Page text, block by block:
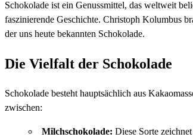
Schokolade ist ein Genussmittel, das weltweit
faszinierende Geschichte. Christoph Kolumbus
der uns heute bekannten Schokolade.
Die Vielfalt der Schokolade
Schokolade besteht hauptsächlich aus
zwischen:
Milchschokolade: Diese Sorte